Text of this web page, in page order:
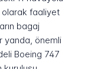
faaliyet
bagaj
yanda, önemli
Boeing 747